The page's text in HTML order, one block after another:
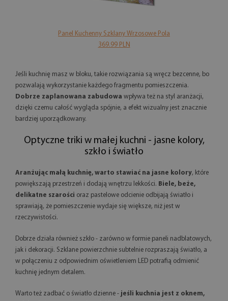
Panel Kuchenny Szklany Wrzosowe Pola
369.99 PLN
Jeśli kuchnię masz w bloku, takie rozwiązania są wręcz bezcenne, bo
pozwalają wykorzystanie każdego fragmentu pomieszczenia.
Dobrze zaplanowana zabudowa wpływa też na styl aranżacji,
dzięki czemu całość wygląda spójnie, a efekt wizualny jest znacznie
bardziej uporządkowany.
Optyczne triki w małej kuchni - jasne kolory,
szkło i światło
Aranżując małą kuchnię, warto stawiać na jasne kolory, które
powiększają przestrzeń i dodają wnętrzu lekkości. Biele, beże,
delikatne szarości oraz pastelowe odcienie odbijają światło i
sprawiają, że pomieszczenie wydaje się większe, niż jest w
rzeczywistości.
Dobrze działa również szkło - zarówno w formie paneli nadblatowych,
jak i dekoracji. Szklane powierzchnie subtelnie rozpraszają światło, a
w połączeniu z odpowiednim oświetleniem LED potrafią odmienić
kuchnię jednym detalem.
Warto też zadbać o światło dzienne - jeśli kuchnia jest z oknem,